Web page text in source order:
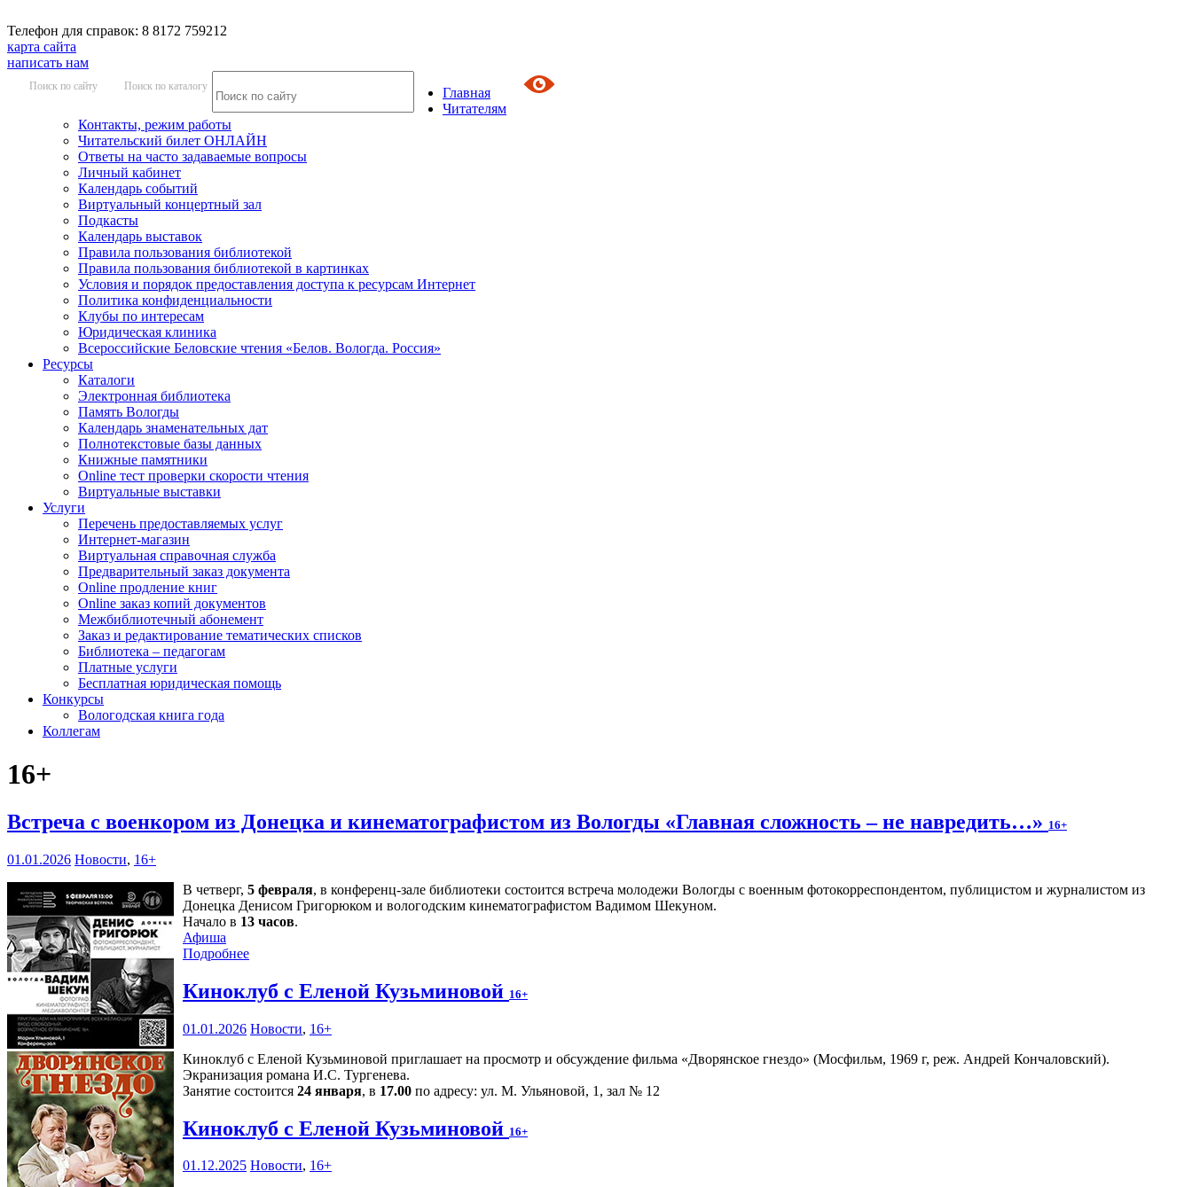
Телефон для справок: 8 8172 759212
карта сайта
написать нам
Поиск по сайту Поиск по каталогу
Главная
Читателям
Контакты, режим работы
Читательский билет ОНЛАЙН
Ответы на часто задаваемые вопросы
Личный кабинет
Календарь событий
Виртуальный концертный зал
Подкасты
Календарь выставок
Правила пользования библиотекой
Правила пользования библиотекой в картинках
Условия и порядок предоставления доступа к ресурсам Интернет
Политика конфиденциальности
Клубы по интересам
Юридическая клиника
Всероссийские Беловские чтения «Белов. Вологда. Россия»
Ресурсы
Каталоги
Электронная библиотека
Память Вологды
Календарь знаменательных дат
Полнотекстовые базы данных
Книжные памятники
Online тест проверки скорости чтения
Виртуальные выставки
Услуги
Перечень предоставляемых услуг
Интернет-магазин
Виртуальная справочная служба
Предварительный заказ документа
Online продление книг
Online заказ копий документов
Межбиблиотечный абонемент
Заказ и редактирование тематических списков
Библиотека – педагогам
Платные услуги
Бесплатная юридическая помощь
Конкурсы
Вологодская книга года
Коллегам
16+
Встреча с военкором из Донецка и кинематографистом из Вологды «Главная сложность – не навредить…» 16+
01.01.2026 Новости, 16+
В четверг, 5 февраля, в конференц-зале библиотеки состоится встреча молодежи Вологды с военным фотокорреспондентом, публицистом и журналистом из
Донецка Денисом Григорюком и вологодским кинематографистом Вадимом Шекуном.
Начало в 13 часов.
Афиша
Подробнее
Киноклуб с Еленой Кузьминовой 16+
01.01.2026 Новости, 16+
Киноклуб с Еленой Кузьминовой приглашает на просмотр и обсуждение фильма «Дворянское гнездо» (Мосфильм, 1969 г, реж. Андрей Кончаловский).
Экранизация романа И.С. Тургенева.
Занятие состоится 24 января, в 17.00 по адресу: ул. М. Ульяновой, 1, зал № 12
Киноклуб с Еленой Кузьминовой 16+
01.12.2025 Новости, 16+